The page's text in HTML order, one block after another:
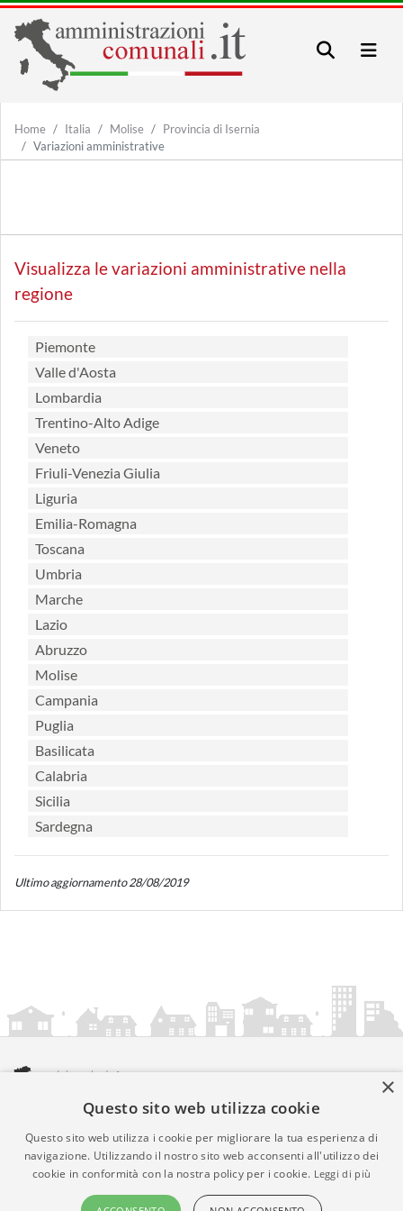
Home Italia Molise
Provincia di Isernia
Variazioni amministrative
Visualizza le variazioni amministrative nella
regione
Piemonte
Valle d'Aosta
Lombardia
Trentino-Alto Adige
Veneto
Friuli-Venezia Giulia
Liguria
Emilia-Romagna
Toscana
Umbria
Marche
Lazio
Abruzzo
Molise
Campania
Puglia
Basilicata
Calabria
Sicilia
Sardegna
Ultimo aggiornamento 28/08/2019
amministrazionicomunali.it è una iniziativa diartemedia.it
© Copyright MMXXIV - P.IVA 05400000724
Informazioni sul servizio |Informativa Privacy| Informativa
Cookies • Time 0.0175
×
Questo sito web utilizza cookie
Questo sito web utilizza i cookie per migliorare la tua esperienza di
navigazione. Utilizzando il nostro sito web acconsenti all'utilizzo dei
cookie in conformità con la nostra policy per i cookie. Leggi di più